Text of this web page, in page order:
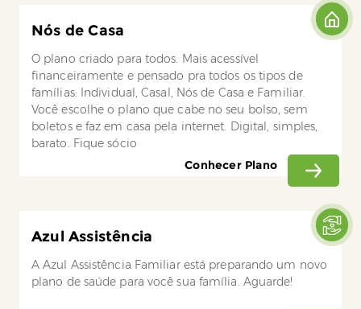
Nós de Casa
O plano criado para todos. Mais acessível
financeiramente e pensado pra todos os tipos de
famílias: Individual, Casal, Nós de Casa e Familiar.
Você escolhe o plano que cabe no seu bolso, sem
boletos e faz em casa pela internet. Digital, simples,
barato. Fique sócio
Conhecer Plano
Azul Assistência
A Azul Assistência Familiar está preparando um novo
plano de saúde para você sua família. Aguarde!